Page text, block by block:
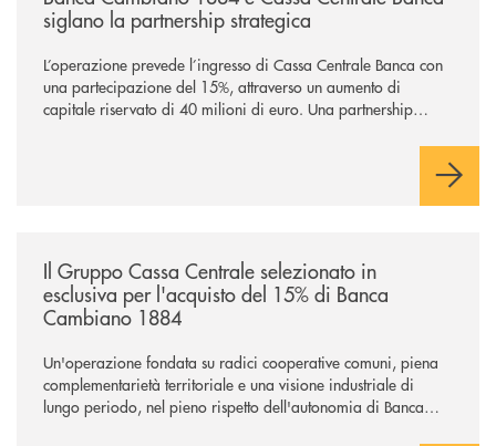
siglano la partnership strategica
L’operazione prevede l’ingresso di Cassa Centrale Banca con
una partecipazione del 15%, attraverso un aumento di
capitale riservato di 40 milioni di euro. Una partnership
comuni e sulla prossimità ai territori, per ampliare l’offerta e
Il Gruppo Cassa Centrale selezionato in
esclusiva per l'acquisto del 15% di Banca
Cambiano 1884
Un'operazione fondata su radici cooperative comuni, piena
complementarietà territoriale e una visione industriale di
lungo periodo, nel pieno rispetto dell'autonomia di Banca